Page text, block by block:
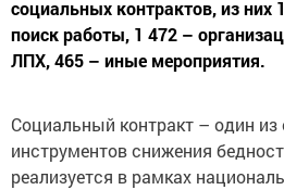
социальных контрактов, из них
поиск работы, 1 472 –
ЛПХ, 465 – иные мероприятия.
Социальный контракт – один
инструментов снижения
реализуется в рамках